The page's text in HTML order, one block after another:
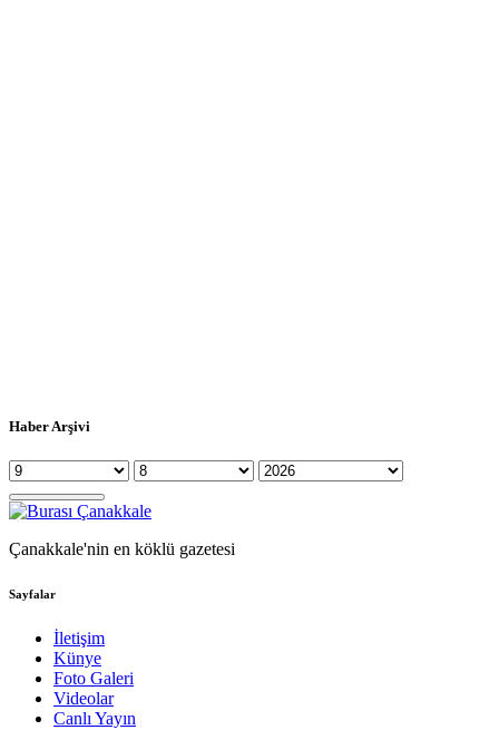
Haber Arşivi
Çanakkale'nin en köklü gazetesi
Sayfalar
İletişim
Künye
Foto Galeri
Videolar
Canlı Yayın